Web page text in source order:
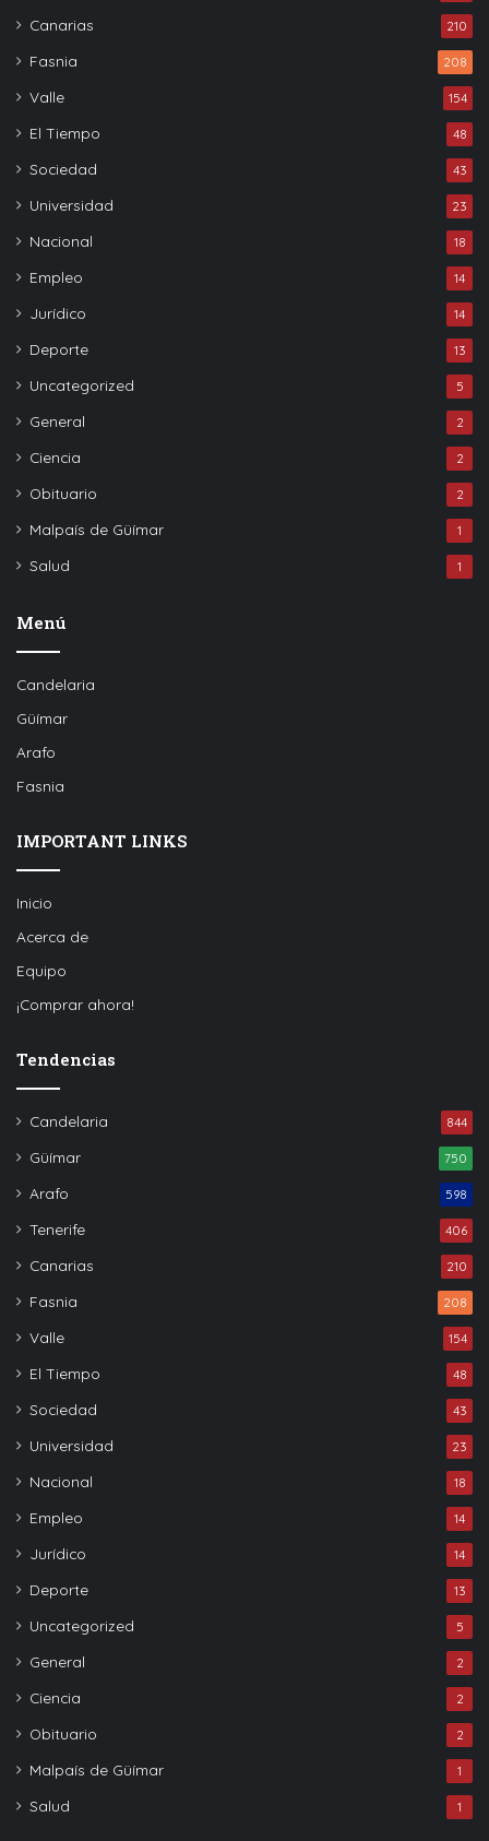
Canarias 210
Fasnia 208
Valle 154
El Tiempo 48
Sociedad 43
Universidad 23
Nacional 18
Empleo 14
Jurídico 14
Deporte 13
Uncategorized 5
General 2
Ciencia 2
Obituario 2
Malpaís de Güímar 1
Salud 1
Menú
Candelaria
Güímar
Arafo
Fasnia
IMPORTANT LINKS
Inicio
Acerca de
Equipo
¡Comprar ahora!
Tendencias
Candelaria 844
Güímar 750
Arafo 598
Tenerife 406
Canarias 210
Fasnia 208
Valle 154
El Tiempo 48
Sociedad 43
Universidad 23
Nacional 18
Empleo 14
Jurídico 14
Deporte 13
Uncategorized 5
General 2
Ciencia 2
Obituario 2
Malpaís de Güímar 1
Salud 1